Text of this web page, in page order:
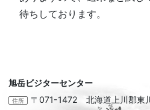
待ちしております。
旭岳ビジターセンター
住所 〒071-1472 北海道上川郡東